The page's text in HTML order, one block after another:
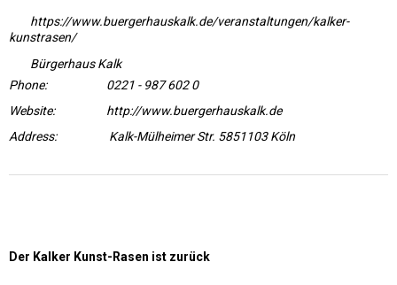
https://www.buergerhauskalk.de/veranstaltungen/kalker-
kunstrasen/
Bürgerhaus Kalk
Phone:
0221 - 987 602 0
Website:
http://www.buergerhauskalk.de
Address:
Kalk-Mülheimer Str. 5851103 Köln
Der Kalker Kunst-Rasen ist zurück